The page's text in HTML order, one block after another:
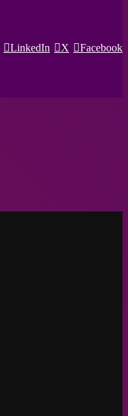
Facebook
X
LinkedIn